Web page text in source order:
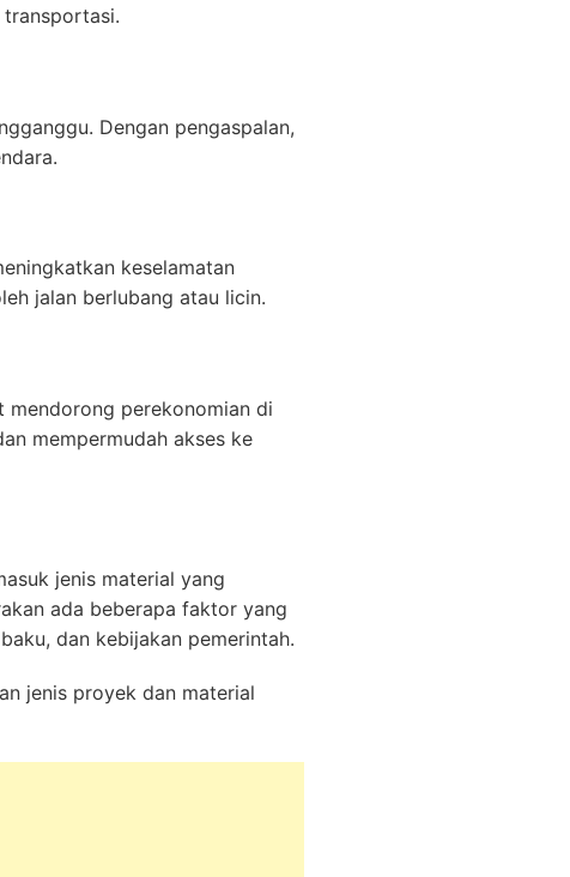
Dengan pengaspalan,
keselamatan
jalan berlubang atau licin.
mendorong perekonomian di
mempermudah akses ke
jenis material yang
ada beberapa faktor yang
dan kebijakan pemerintah.
jenis proyek dan material